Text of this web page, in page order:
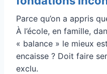
Parce qu’on a appris
À l’école, en famille,
« balance » le mieux
encaisse ? Doit faire
exclu.